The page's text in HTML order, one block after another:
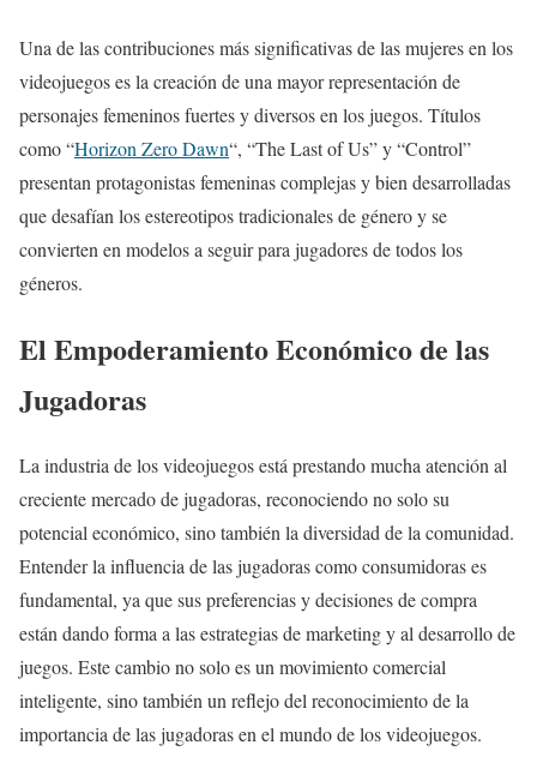
Una de las contribuciones más significativas de las mujeres en los
videojuegos es la creación de una mayor representación de
personajes femeninos fuertes y diversos en los juegos. Títulos
como “Horizon Zero Dawn“, “The Last of Us” y “Control”
presentan protagonistas femeninas complejas y bien desarrolladas
que desafían los estereotipos tradicionales de género y se
convierten en modelos a seguir para jugadores de todos los
géneros.
El Empoderamiento Económico de las
Jugadoras
La industria de los videojuegos está prestando mucha atención al
creciente mercado de jugadoras, reconociendo no solo su
potencial económico, sino también la diversidad de la comunidad.
Entender la influencia de las jugadoras como consumidoras es
fundamental, ya que sus preferencias y decisiones de compra
están dando forma a las estrategias de marketing y al desarrollo de
juegos. Este cambio no solo es un movimiento comercial
inteligente, sino también un reflejo del reconocimiento de la
importancia de las jugadoras en el mundo de los videojuegos.